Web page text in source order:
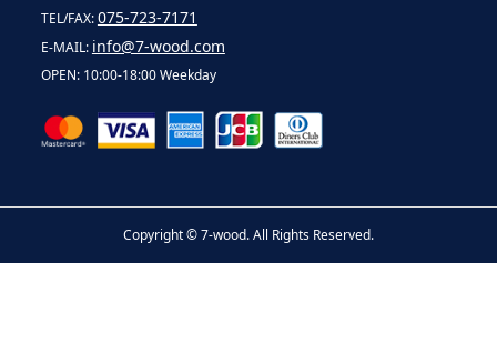
TEL/FAX:075-723-7171
E-MAIL: info@7-wood.com
OPEN: 10:00-18:00 Weekday
Copyright ©7-wood. All Rights Reserved.